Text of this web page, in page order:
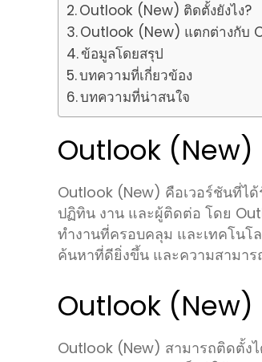
Outlook (New) ติดตั้งยังไง?
Outlook (New) แตกต่างกับ
ข้อมูลโดยสรุป
บทความที่เกี่ยวข้อง
บทความที่น่าสนใจ
Outlook (New)
Outlook (New) คือเวอร์ชันที่ได้
ปฏิทิน งาน และผู้ติดต่อ โดย
ทำงานที่ครอบคลุม และเทคโนโ
ค้นหาที่ดียิ่งขึ้น และความสามา
Outlook (New)
Outlook (New) สามารถติดตั้ง